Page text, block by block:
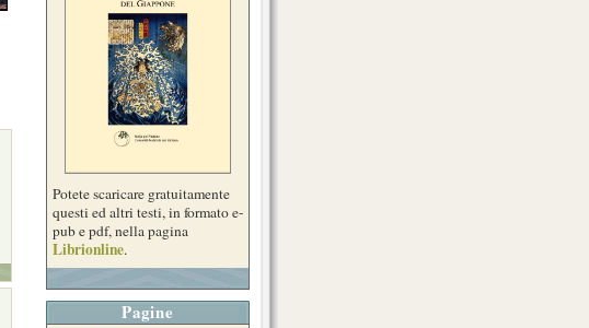
Potete scaricare gratuitamente
questi ed altri testi, in formato e-
pub e pdf, nella pagina
Librionline.
Pagine